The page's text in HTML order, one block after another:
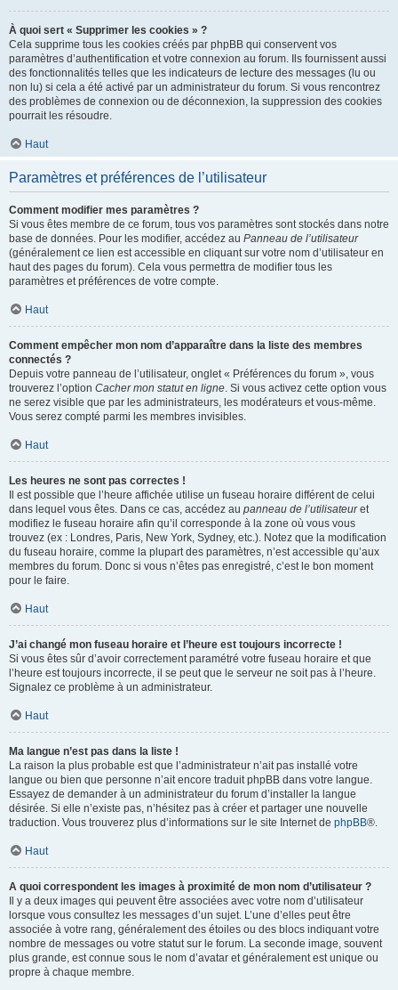
À quoi sert « Supprimer les cookies » ?
Cela supprime tous les cookies créés par phpBB qui conservent vos
paramètres d’authentification et votre connexion au forum. Ils fournissent aussi
des fonctionnalités telles que les indicateurs de lecture des messages (lu ou
non lu) si cela a été activé par un administrateur du forum. Si vous rencontrez
des problèmes de connexion ou de déconnexion, la suppression des cookies
pourrait les résoudre.
Haut
Paramètres et préférences de l’utilisateur
Comment modifier mes paramètres ?
Si vous êtes membre de ce forum, tous vos paramètres sont stockés dans notre
base de données. Pour les modifier, accédez au Panneau de l’utilisateur
(généralement ce lien est accessible en cliquant sur votre nom d’utilisateur en
haut des pages du forum). Cela vous permettra de modifier tous les
paramètres et préférences de votre compte.
Haut
Comment empêcher mon nom d’apparaître dans la liste des membres
connectés ?
Depuis votre panneau de l’utilisateur, onglet « Préférences du forum », vous
trouverez l’option Cacher mon statut en ligne. Si vous activez cette option vous
ne serez visible que par les administrateurs, les modérateurs et vous-même.
Vous serez compté parmi les membres invisibles.
Haut
Les heures ne sont pas correctes !
Il est possible que l’heure affichée utilise un fuseau horaire différent de celui
dans lequel vous êtes. Dans ce cas, accédez au panneau de l’utilisateuret
modifiez le fuseau horaire afin qu’il corresponde à la zone où vous vous
trouvez (ex : Londres, Paris, New York, Sydney, etc.). Notez que la modification
du fuseau horaire, comme la plupart des paramètres, n’est accessible qu’aux
membres du forum. Donc si vous n’êtes pas enregistré, c’est le bon moment
pour le faire.
Haut
J’ai changé mon fuseau horaire et l’heure est toujours incorrecte !
Si vous êtes sûr d’avoir correctement paramétré votre fuseau horaire et que
l’heure est toujours incorrecte, il se peut que le serveur ne soit pas à l’heure.
Signalez ce problème à un administrateur.
Haut
Ma langue n’est pas dans la liste !
La raison la plus probable est que l’administrateur n’ait pas installé votre
langue ou bien que personne n’ait encore traduit phpBB dans votre langue.
Essayez de demander à un administrateur du forum d’installer la langue
désirée. Si elle n’existe pas, n’hésitez pas à créer et partager une nouvelle
traduction. Vous trouverez plus d’informations sur le site Internet de phpBB®.
Haut
A quoi correspondent les images à proximité de mon nom d’utilisateur ?
Il y a deux images qui peuvent être associées avec votre nom d’utilisateur
lorsque vous consultez les messages d’un sujet. L’une d’elles peut être
associée à votre rang, généralement des étoiles ou des blocs indiquant votre
nombre de messages ou votre statut sur le forum. La seconde image, souvent
plus grande, est connue sous le nom d’avatar et généralement est unique ou
propre à chaque membre.